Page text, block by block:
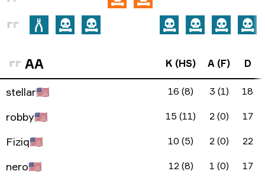
AA K (HS) A (F) D
stellar🇺🇸 16 (8) 3 (1) 18
robby🇺🇸 15 (11) 2 (0) 17
Fiziq🇺🇸 10 (5) 2 (0) 22
nero🇺🇸 12 (8) 1 (0) 17